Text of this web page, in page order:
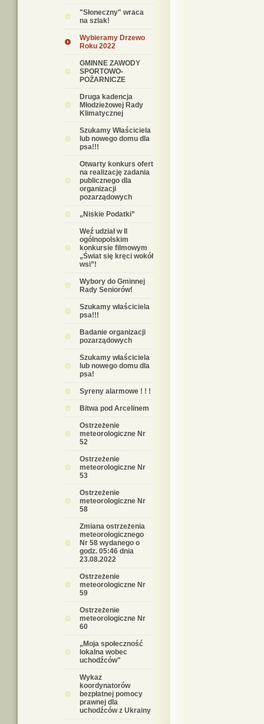
"Słoneczny" wraca
na szlak!
Wybieramy Drzewo
Roku 2022
GMINNE ZAWODY
SPORTOWO-
POŻARNICZE
Druga kadencja
Młodzieżowej Rady
Klimatycznej
Szukamy Właściciela
lub nowego domu dla
psa!!!
Otwarty konkurs ofert
na realizację zadania
publicznego dla
organizacji
pozarządowych
„Niskie Podatki”
Weź udział w II
ogólnopolskim
konkursie filmowym
„Świat się kręci wokół
wsi”!
Wybory do Gminnej
Rady Seniorów!
Szukamy właściciela
psa!!!
Badanie organizacji
pozarządowych
Szukamy właściciela
lub nowego domu dla
psa!
Syreny alarmowe ! ! !
Bitwa pod Arcelinem
Ostrzeżenie
meteorologiczne Nr
52
Ostrzeżenie
meteorologiczne Nr
53
Ostrzeżenie
meteorologiczne Nr
58
Zmiana ostrzeżenia
meteorologicznego
Nr 58 wydanego o
godz. 05:46 dnia
23.08.2022
Ostrzeżenie
meteorologiczne Nr
59
Ostrzeżenie
meteorologiczne Nr
60
„Moja społeczność
lokalna wobec
uchodźców"
Wykaz
koordynatorów
bezpłatnej pomocy
prawnej dla
uchodźców z Ukrainy